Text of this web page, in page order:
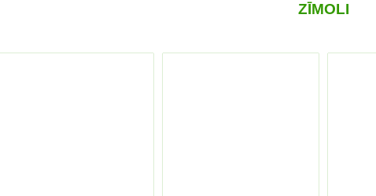
ZĪMOLI